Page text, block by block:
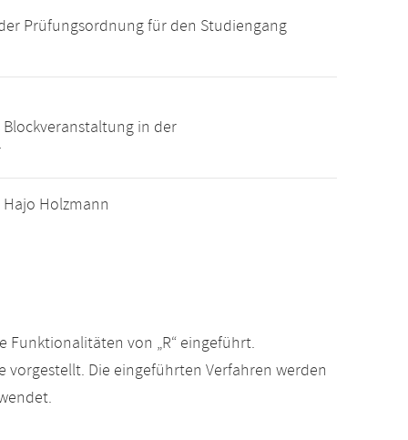
Prüfungsordnung für den Studiengang
in der
Hajo Holzmann
Funktionalitäten von „R“ eingeführt.
Die eingeführten Verfahren werden